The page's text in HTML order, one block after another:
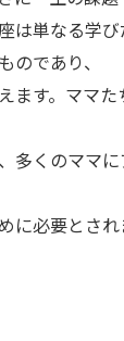
は単なる学
のであり、
ます。ママ
多くのママ
に必要とされ